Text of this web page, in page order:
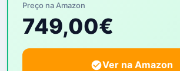
Preço na Amazon
749,00€
Ver na Amazon